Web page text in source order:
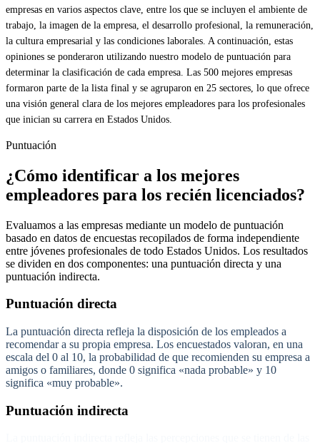
empresas en varios aspectos clave, entre los que se incluyen el ambiente de
trabajo, la imagen de la empresa, el desarrollo profesional, la remuneración,
la cultura empresarial y las condiciones laborales. A continuación, estas
opiniones se ponderaron utilizando nuestro modelo de puntuación para
determinar la clasificación de cada empresa. Las 500 mejores empresas
formaron parte de la lista final y se agruparon en 25 sectores, lo que ofrece
una visión general clara de los mejores empleadores para los profesionales
que inician su carrera en Estados Unidos.
Puntuación
¿Cómo identificar a los mejores
empleadores para los recién licenciados?
Evaluamos a las empresas mediante un modelo de puntuación
basado en datos de encuestas recopilados de forma independiente
entre jóvenes profesionales de todo Estados Unidos. Los resultados
se dividen en dos componentes: una puntuación directa y una
puntuación indirecta.
Puntuación directa
La puntuación directa refleja la disposición de los empleados a
recomendar a su propia empresa. Los encuestados valoran, en una
escala del 0 al 10, la probabilidad de que recomienden su empresa a
amigos o familiares, donde 0 significa «nada probable» y 10
significa «muy probable».
Puntuación indirecta